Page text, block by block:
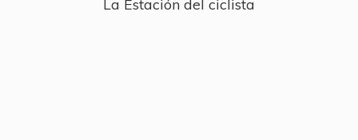
La Estación del ciclista